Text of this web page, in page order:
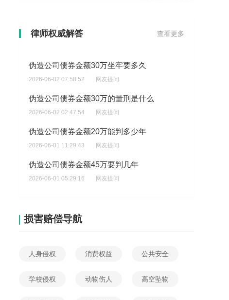
律师权威解答 查看更多
伪造公司债券金额35万判多久
伪造公司债券金额30万坐牢要多久
2026-06-02 07:58:52 网友提问
伪造公司债券金额30万的量刑是什么
2026-06-02 02:47:54 网友提问
伪造公司债券金额20万能判多少年
2026-06-01 11:29:43 网友提问
伪造公司债券金额45万要判几年
2026-06-01 05:29:16 网友提问
伪造公司债券金额40万按什么标准判
2026-05-30 09:49:50 网友提问
损害赔偿导航
人身侵权 消费权益 公共安全
学校侵权 动物伤人 高空坠物